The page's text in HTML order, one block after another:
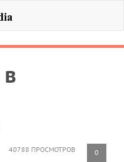
40788 ПРОСМОТРОВ 0